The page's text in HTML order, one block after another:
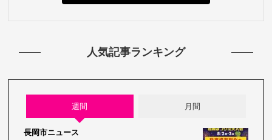
人気記事ランキング
週間 月間
長岡市ニュース